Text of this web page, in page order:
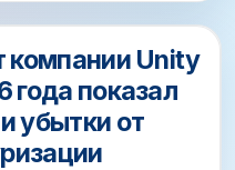
компании Unity
года показал
убытки от